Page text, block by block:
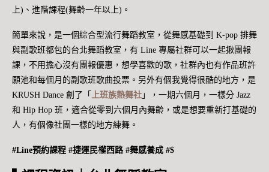
上)、進階課程(舞齡一年以上)。
簡單來說，是一個綜合型流行舞蹈教室，從舞感基礎到 K-pop 排舞
與副歌班都包的台北舞蹈教室，有 Line 專屬社群可以一起揪團報
課，不用擔心沒有團報優惠，想學喜歡的歌，社群內也有作品班許
願池和每個月的副歌班歌曲投票。另外有個我覺得很酷的地方，是
KRUSH Dance 創了「 上班族熱舞社 」，一期六個月，一樣分 Jazz
和 Hip Hop 班，適合從零到六個月內舞齡，或是想要重新打基礎的
人，有個像社團一樣的地方練舞。
#Line預約課程 #捷運 民權西路 #舞感養成 #$